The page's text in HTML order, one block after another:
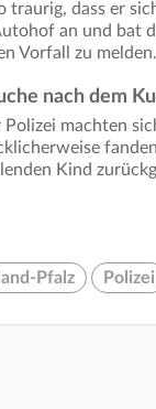
traurig, dass er
an und
Vorfall zu melden.
nach dem
Polizei machten
Kind
Pfalz Polizei